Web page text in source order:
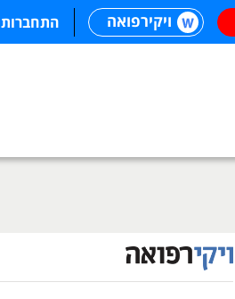
ויקירפואה התחברות